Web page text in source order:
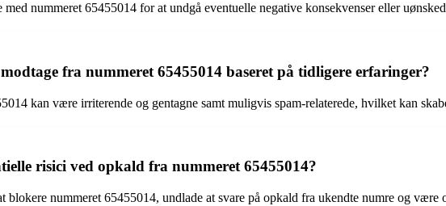
nummeret 65455014 for at undgå eventuelle negative konsekvenser eller
fra nummeret 65455014 baseret på tidligere erfaringer?
kan være irriterende og gentagne samt muligvis spam-relaterede, hvilket kan
risici ved opkald fra nummeret 65455014?
blokere nummeret 65455014, undlade at svare på opkald fra ukendte numre og